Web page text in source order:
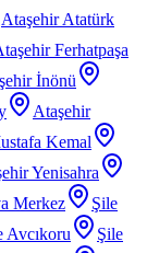
Ataşehir Atatürk
Ferhatpaşa
İnönü
Ataşehir
Kemal
Yenisahra
Merkez
Şile
Avcıkoru
Şile